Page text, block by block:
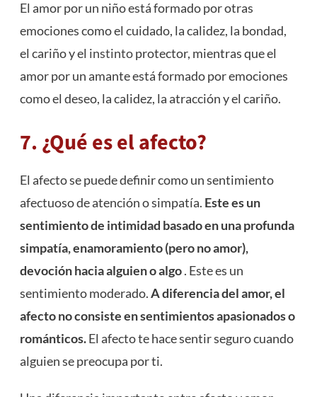
El amor por un niño está formado por otras
emociones como el cuidado, la calidez, la bondad,
el cariño y el instintoprotector, mientras que el
amor por un amante está formado por emociones
como el deseo, la calidez, la atracción y el cariño.
7. ¿Qué es el afecto?
El afecto se puede definir como un sentimiento
afectuoso de atención o simpatía. Este es un
sentimiento de intimidad basado en una profunda
simpatía, enamoramiento (pero no amor),
devoción hacia alguien o algo. Este es un
sentimiento moderado.A diferencia del amor, el
afecto no consiste en sentimientos apasionados o
románticos.El afecto te hace sentir seguro cuando
alguien se preocupa por ti.